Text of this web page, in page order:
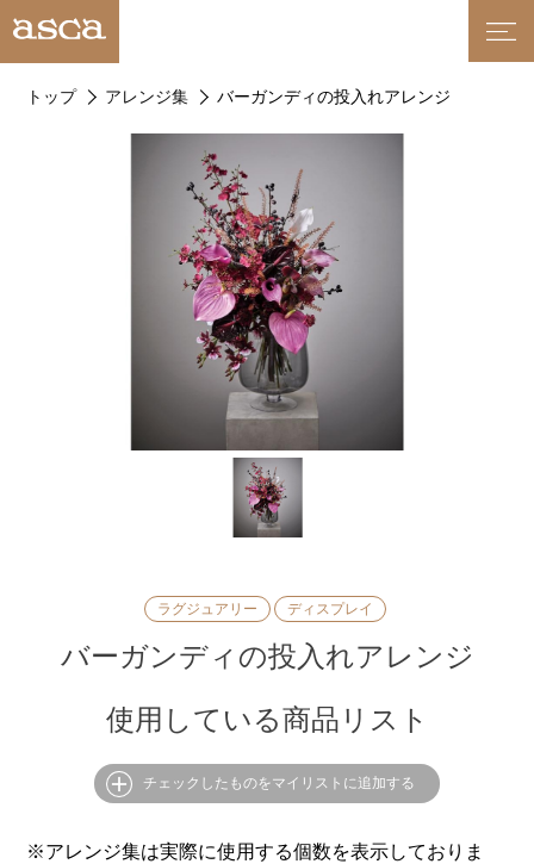
トップ アレンジ集 バーガンディの投入れアレンジ
ラグジュアリー ディスプレイ
バーガンディの投入れアレンジ
使用している商品リスト
チェックしたものをマイリストに追加する
※アレンジ集は実際に使用する個数を表示しておりま